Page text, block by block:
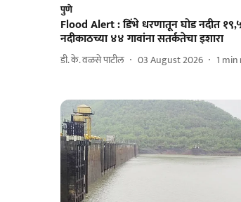
पुणे
Flood Alert : डिंभे धरणातून घोड नदीत
नदीकाठच्या ४४ गावांना सतर्कतेचा इशारा
डी. के. वळसे पाटील 03 August 2026 1 min